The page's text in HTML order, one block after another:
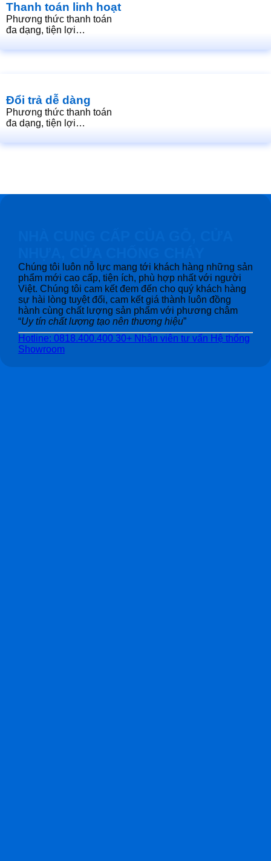
Thanh toán linh hoạt
Phương thức thanh toán
đa dạng, tiện lợi…
Đổi trả dễ dàng
Phương thức thanh toán
đa dạng, tiện lợi…
Chúng tôi luôn nỗ lực mang tới khách hàng những sản
phẩm mới cao cấp, tiện ích, phù hợp nhất với người
Việt. Chúng tôi cam kết đem đến cho quý khách hàng
sự hài lòng tuyệt đối, cam kết giá thành luôn đồng
hành cùng chất lượng sản phẩm với phương châm
“Uy tín chất lượng tạo nên thương hiệu”
Hotline: 0818.400.400 30+ Nhân viên tư vấn Hệ thống
Showroom